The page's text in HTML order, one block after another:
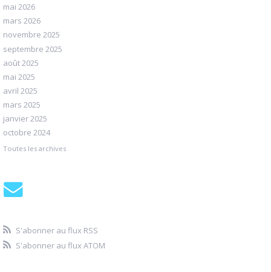
mai 2026
mars 2026
novembre 2025
septembre 2025
août 2025
mai 2025
avril 2025
mars 2025
janvier 2025
octobre 2024
Toutes les archives
S'abonner au flux RSS
S'abonner au flux ATOM